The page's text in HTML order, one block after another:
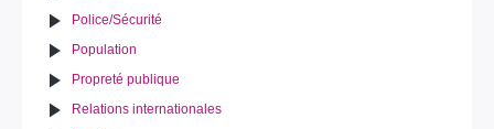
Police/Sécurité
Population
Propreté publique
Relations internationales